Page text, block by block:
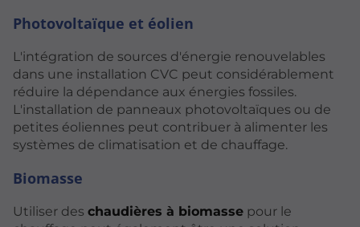
Photovoltaïque et éolien
L'intégration de sources d'énergie renouvelables
dans une installation CVC peut considérablement
réduire la dépendance aux énergies fossiles.
L'installation de panneaux photovoltaïques ou de
petites éoliennes peut contribuer à alimenter les
systèmes de climatisation et de chauffage.
Biomasse
Utiliser des chaudières à biomasse pour le